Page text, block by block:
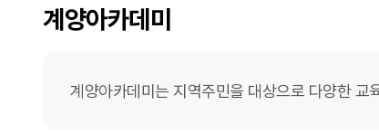
계양아카데미
계양아카데미는 지역주민을 대상으로 다양한 교